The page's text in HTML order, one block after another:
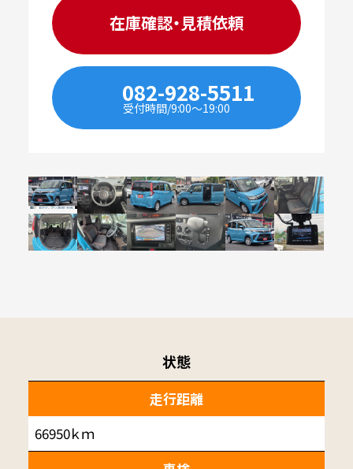
在庫確認・見積依頼
082-928-5511
受付時間/9:00〜19:00
状態
走行距離
66950ｋｍ